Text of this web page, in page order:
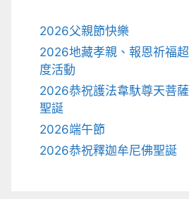
2026父親節快樂
2026地藏孝親、報恩祈福超
度活動
2026恭祝護法韋馱尊天菩薩
聖誕
2026端午節
2026恭祝釋迦牟尼佛聖誕